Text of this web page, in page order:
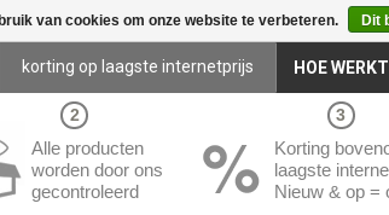
korting op laagste internetprijs HOE
2
Alle producten
worden door ons
gecontroleerd
3
Korting
laagste
Nieuw & op =
van cookies om onze website te verbeteren. Dit